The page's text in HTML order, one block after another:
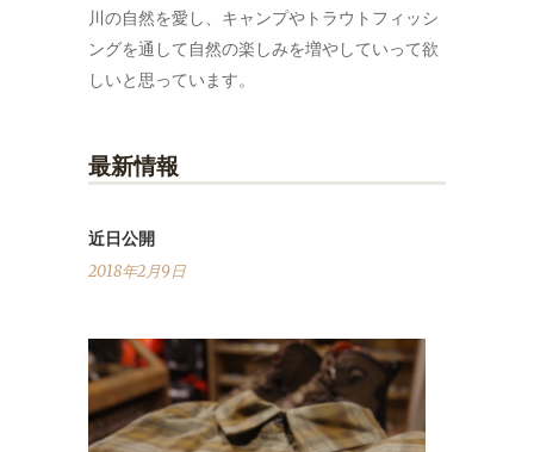
川の自然を愛し、キャンプやトラウトフィッシ
ングを通して自然の楽しみを増やしていって欲
しいと思っています。
最新情報
近日公開
2018年2月9日